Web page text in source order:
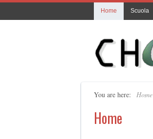
Home Scuola
You are here: Home
Home